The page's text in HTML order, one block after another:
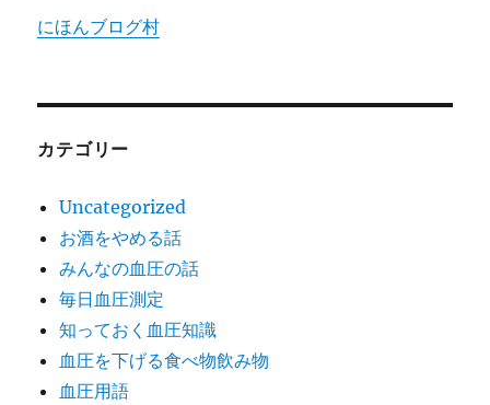
にほんブログ村
カテゴリー
Uncategorized
お酒をやめる話
みんなの血圧の話
毎日血圧測定
知っておく血圧知識
血圧を下げる食べ物飲み物
血圧用語